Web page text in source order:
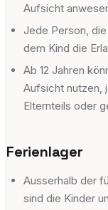
Aufsicht
Jede Person,
dem Kind die
Ab 12 Jahren
Aufsicht nutzen,
Elternteils oder
Ferienlager
Ausserhalb der
sind die Kinder